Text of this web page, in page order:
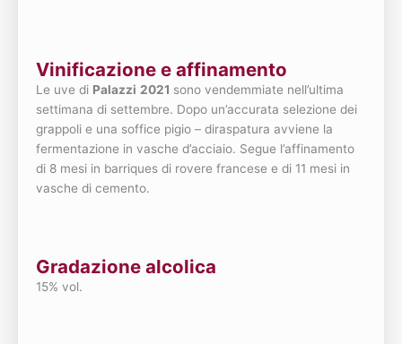
Vinificazione e affinamento
Le uve di Palazzi 2021 sono vendemmiate nell’ultima
settimana di settembre. Dopo un’accurata selezione dei
grappoli e una soffice pigio – diraspatura avviene la
fermentazione in vasche d’acciaio. Segue l’affinamento
di 8 mesi in barriques di rovere francese e di 11 mesi in
vasche di cemento.
Gradazione alcolica
15% vol.